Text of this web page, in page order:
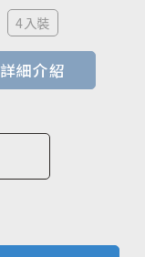
4入裝
詳細介紹